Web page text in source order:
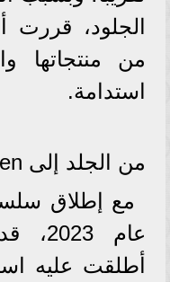
الجلود، قررت
من منتجاتها
استدامة.
من الجلد إلى FineWoven
عام